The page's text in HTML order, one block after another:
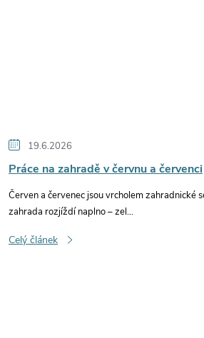
19.6.2026
Práce na zahradě v červnu a červenci
Červen a červenec jsou vrcholem zahradnické
zahrada rozjíždí naplno – zel...
Celý článek